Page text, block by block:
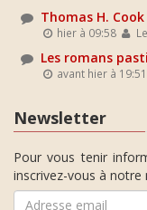
Thomas H. Cook
hier à 09:58
Les romans
avant hier à 19:51
Newsletter
Pour vous tenir
inscrivez-vous à notre